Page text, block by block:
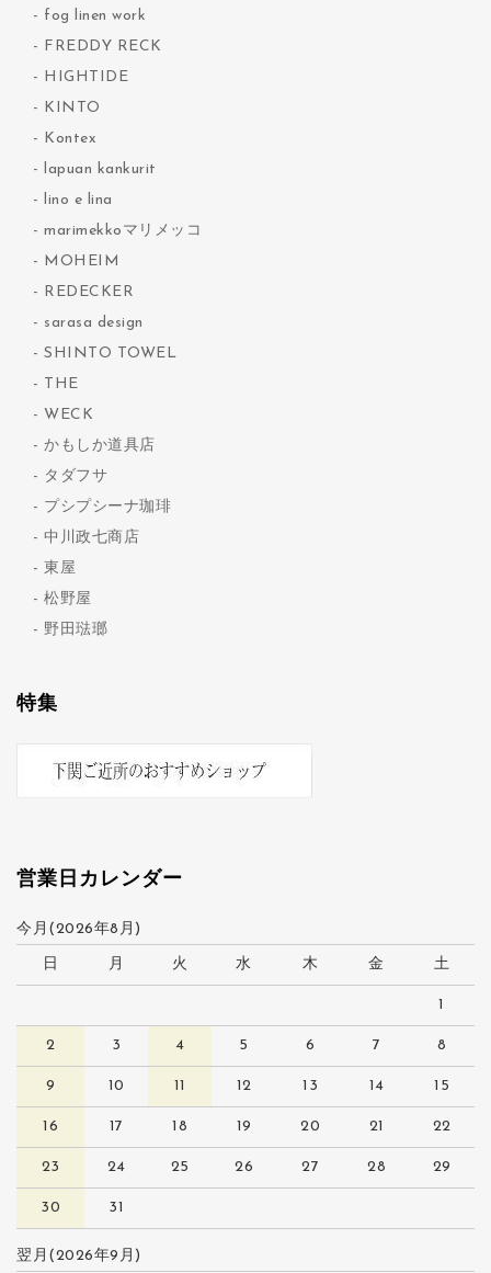
fog linen work
FREDDY RECK
HIGHTIDE
KINTO
Kontex
lapuan kankurit
lino e lina
marimekkoマリメッコ
MOHEIM
REDECKER
sarasa design
SHINTO TOWEL
THE
WECK
かもしか道具店
タダフサ
プシプシーナ珈琲
中川政七商店
東屋
松野屋
野田琺瑯
特集
営業日カレンダー
今月(2026年8月)
日 月 火 水 木 金 土
1
2 3 4 5 6 7 8
9 10 11 12 13 14 15
16 17 18 19 20 21 22
23 24 25 26 27 28 29
30 31
翌月(2026年9月)